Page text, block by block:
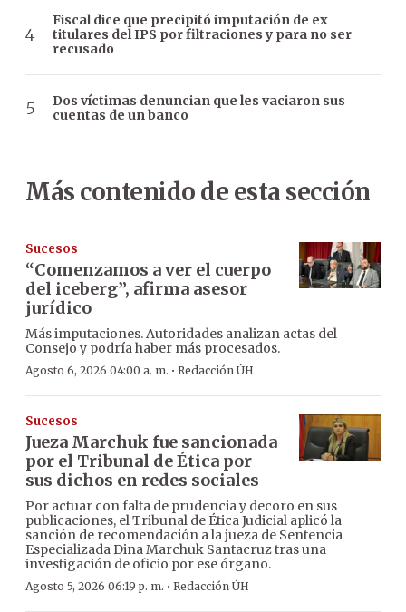
Fiscal dice que precipitó imputación de ex
titulares del IPS por filtraciones y para no ser
recusado
Dos víctimas denuncian que les vaciaron sus
cuentas de un banco
Más contenido de esta sección
Sucesos
“Comenzamos a ver el cuerpo
del iceberg”, afirma asesor
jurídico
Más imputaciones. Autoridades analizan actas del
Consejo y podría haber más procesados.
Agosto 6, 2026 04:00 a. m. · Redacción ÚH
Sucesos
Jueza Marchuk fue sancionada
por el Tribunal de Ética por
sus dichos en redes sociales
Por actuar con falta de prudencia y decoro en sus
publicaciones, el Tribunal de Ética Judicial aplicó la
sanción de recomendación a la jueza de Sentencia
Especializada Dina Marchuk Santacruz tras una
investigación de oficio por ese órgano.
Agosto 5, 2026 06:19 p. m. · Redacción ÚH